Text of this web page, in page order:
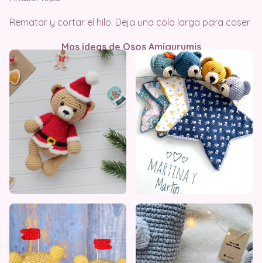
Rematar y cortar el hilo. Deja una cola larga para coser.
Mas ideas de Osos Amigurumis